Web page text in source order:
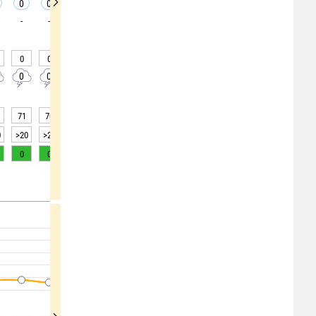
0 0
- -
0 0
0 0
71 70
>20 >20
0 0